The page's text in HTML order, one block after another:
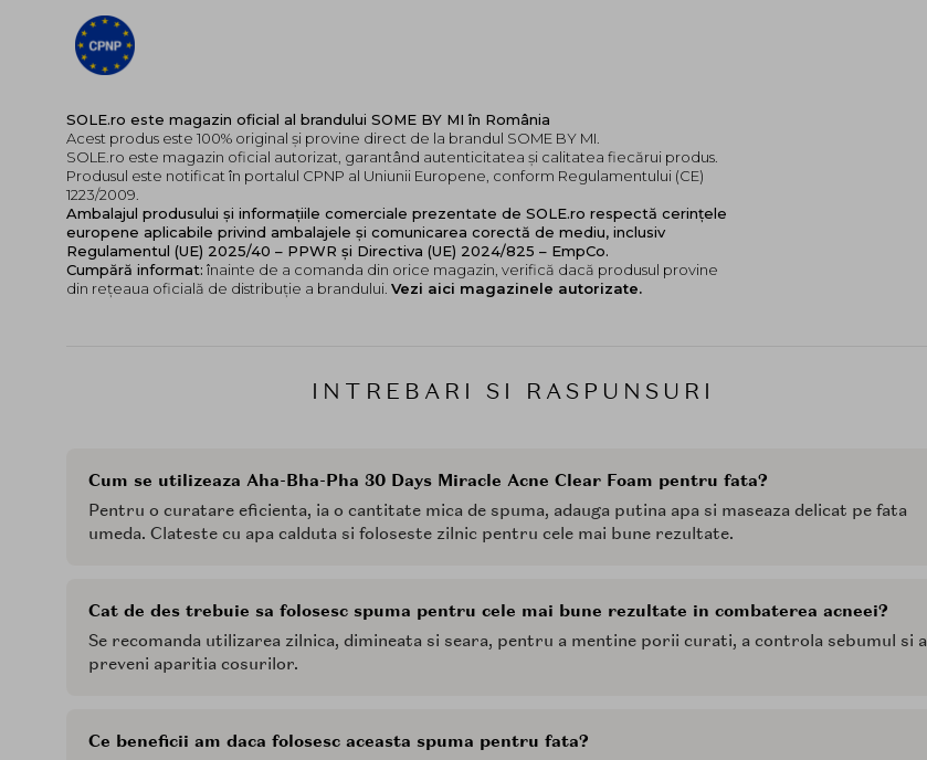
SOLE.ro este magazin oficial al brandului SOME BY MI în România
Acest produs este 100% original și provine direct de la brandul SOME BY MI.
SOLE.ro este magazin oficial autorizat, garantând autenticitatea și calitatea fiecărui produs.
Produsul este notificat în portalul CPNP al Uniunii Europene, conform Regulamentului (CE)
1223/2009.
Ambalajul produsului și informațiile comerciale prezentate de SOLE.ro respectă cerințele
europene aplicabile privind ambalajele și comunicarea corectă de mediu, inclusiv
Regulamentul (UE) 2025/40 – PPWR și Directiva (UE) 2024/825 – EmpCo.
Cumpără informat: înainte de a comanda din orice magazin, verifică dacă produsul provine
din rețeaua oficială de distribuție a brandului. Vezi aici magazinele autorizate.
INTREBARI SI RASPUNSURI
Cum se utilizeaza Aha-Bha-Pha 30 Days Miracle Acne Clear Foam pentru fata?
Pentru o curatare eficienta, ia o cantitate mica de spuma, adauga putina apa si maseaza delicat pe fata
umeda. Clateste cu apa calduta si foloseste zilnic pentru cele mai bune rezultate.
Cat de des trebuie sa folosesc spuma pentru cele mai bune rezultate in combaterea acneei?
Se recomanda utilizarea zilnica, dimineata si seara, pentru a mentine porii curati, a controla sebumul si a
preveni aparitia cosurilor.
Ce beneficii am daca folosesc aceasta spuma pentru fata?